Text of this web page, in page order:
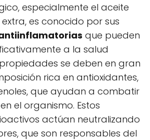
especialmente el aceite
es conocido por sus
que pueden
a la salud
se deben en gran
rica en antioxidantes,
que ayudan a combatir
el organismo. Estos
actúan neutralizando
que son responsables del